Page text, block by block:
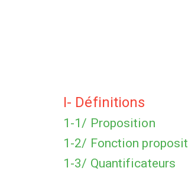
I- Définitions
1-1/ Proposition
1-2/ Fonction
1-3/ Quantificateurs